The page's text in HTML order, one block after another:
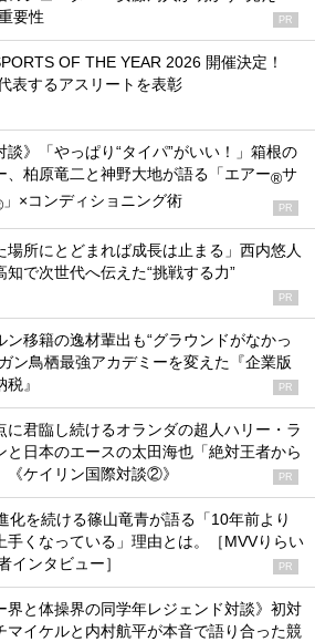
要性
PR
OF THE YEAR 2026 開催決定！
表するアスリートを表彰
談》「やっぱり“タイパ”がいい！」箱根の
、柏原竜二と神野大地が語る「エアー®サ
」×コンディショニング術 PR
場所にとどまれば成長は止まる」西内悠人
知で次世代へ伝えた“挑戦する力”
PR
ン移籍の逸材輩出も“グラウンドがなかっ
ン鳥栖最強アカデミーを変えた『企業版
』
PR
に君臨し続けるオランダの超人ハリー・ラ
と日本のエースの太田海也「絶対王者から
《ケイリン国際対談②》
PR
化を続ける篠山竜青が語る「10年前より
手くなっている」理由とは。［MVVりらい
インタビュー］
PR
界と体操界の同学年レジェンド対談》初対
マイケルと内村航平が本音で語り合った競